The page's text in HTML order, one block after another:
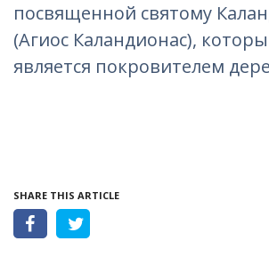
посвященной святому
(Агиос Каландионас),
является покровителем
SHARE THIS ARTICLE